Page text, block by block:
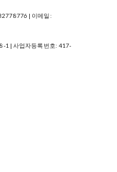
| 이메일:
1 | 사업자등록번호: 417-